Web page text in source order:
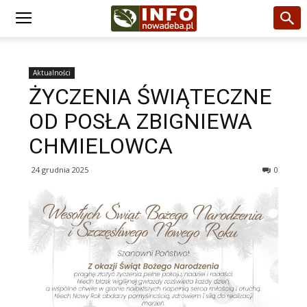
Aktualności
ŻYCZENIA ŚWIĄTECZNE
OD POSŁA ZBIGNIEWA
CHMIELOWCA
24 grudnia 2025 0